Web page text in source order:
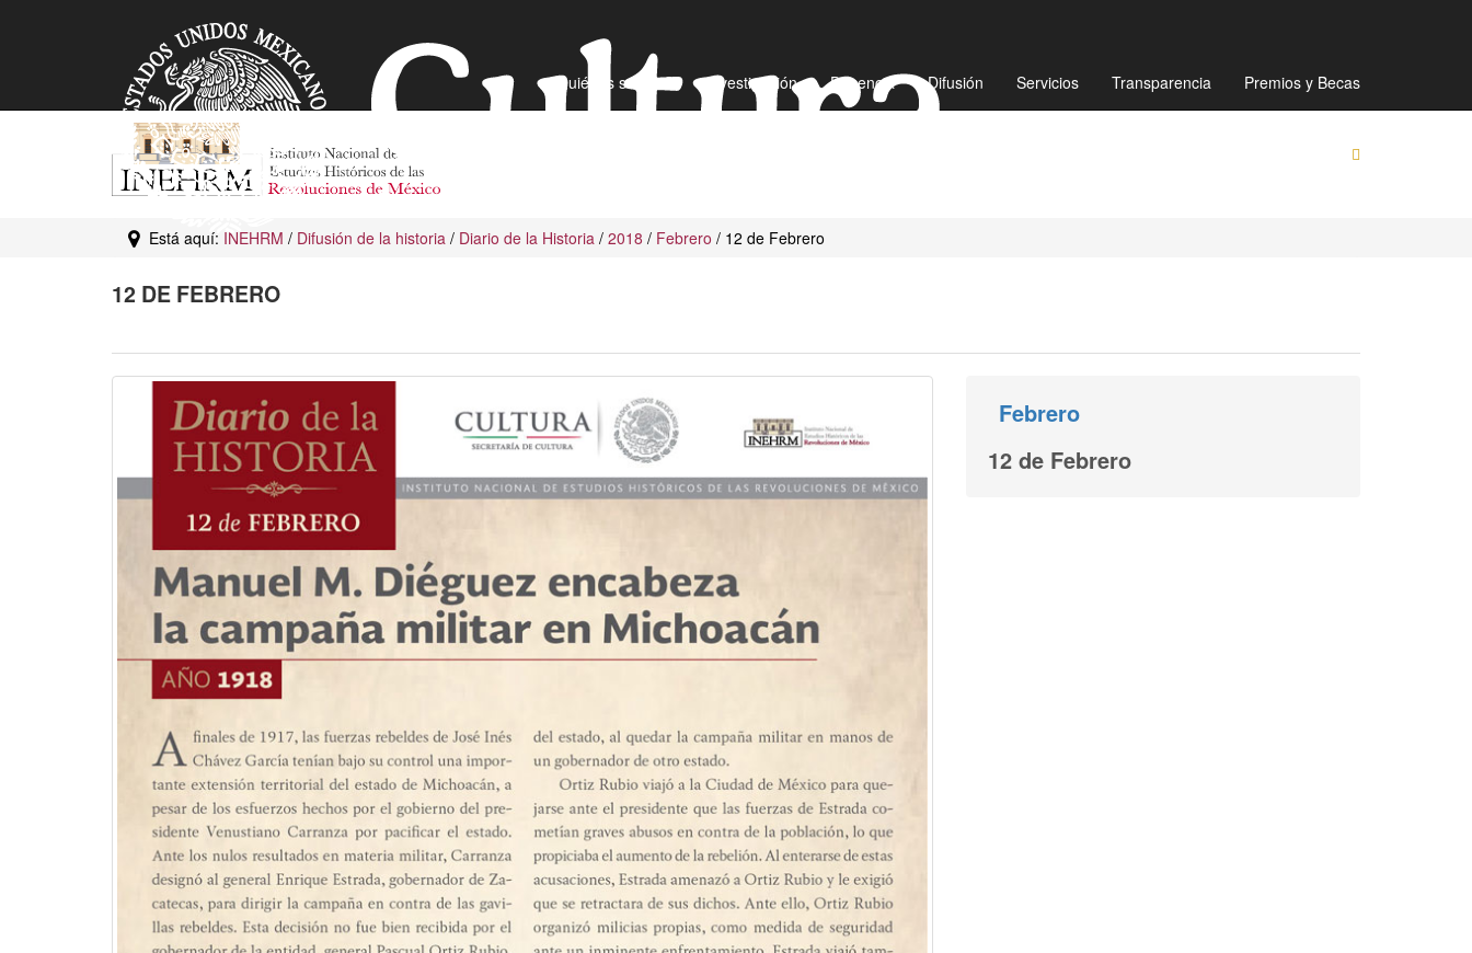
¿Quiénes somos? Investigación Docencia Difusión Servicios Transparencia Premios y Becas
Mapa de sitio Directorio Preguntas Frecuentes
Está aquí: INEHRM / Difusión de la historia / Diario de la Historia / 2018 / Febrero / 12 de Febrero
12 DE FEBRERO
Febrero
12 de Febrero